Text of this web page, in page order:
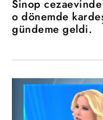
Sinop
o dönemde
gündeme geldi.